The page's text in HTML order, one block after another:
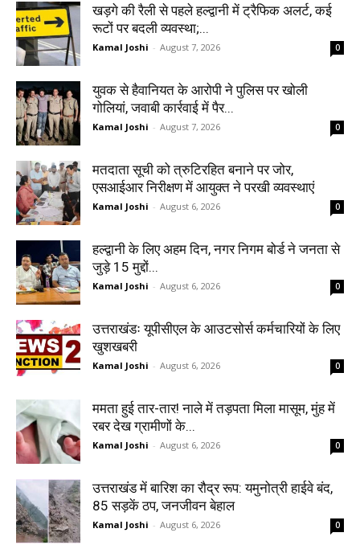
खड़गे की रैली से पहले हल्द्वानी में ट्रैफिक अलर्ट, कई
रूटों पर बदली व्यवस्था;...
Kamal Joshi - August 7, 2026 0
युवक से हैवानियत के आरोपी ने पुलिस पर खोली
गोलियां, जवाबी कार्रवाई में पैर...
Kamal Joshi - August 7, 2026 0
मतदाता सूची को त्रुटिरहित बनाने पर जोर,
एसआईआर निरीक्षण में आयुक्त ने परखी व्यवस्थाएं
Kamal Joshi - August 6, 2026 0
हल्द्वानी के लिए अहम दिन, नगर निगम बोर्ड ने जनता से
जुड़े 15 मुद्दों...
Kamal Joshi - August 6, 2026 0
उत्तराखंडः यूपीसीएल के आउटसोर्स कर्मचारियों के लिए
खुशखबरी
Kamal Joshi - August 6, 2026 0
ममता हुई तार-तार! नाले में तड़पता मिला मासूम, मुंह में
रबर देख ग्रामीणों के...
Kamal Joshi - August 6, 2026 0
उत्तराखंड में बारिश का रौद्र रूप: यमुनोत्री हाईवे बंद,
85 सड़कें ठप, जनजीवन बेहाल
Kamal Joshi - August 6, 2026 0